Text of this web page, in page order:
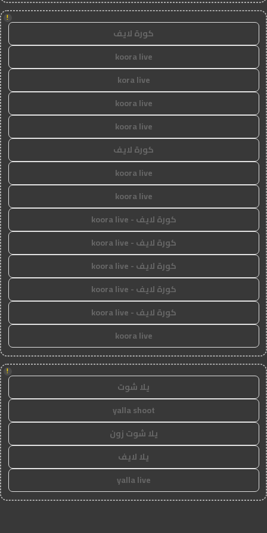
!
كورة لايف
koora live
kora live
koora live
koora live
كورة لايف
koora live
koora live
كورة لايف - koora live
كورة لايف - koora live
كورة لايف - koora live
كورة لايف - koora live
كورة لايف - koora live
koora live
!
يلا شوت
yalla shoot
يلا شوت زون
يلا لايف
yalla live